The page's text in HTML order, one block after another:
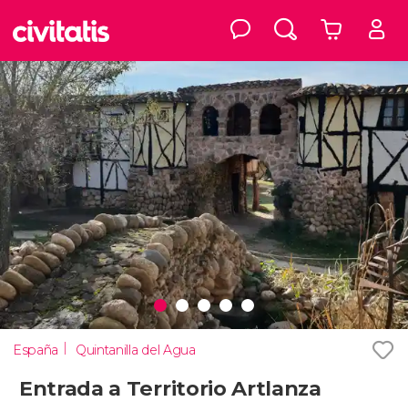
España Quintanilla del Agua
Entrada a Territorio Artlanza